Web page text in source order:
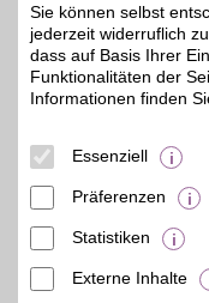
3%
Sie können selbst
jederzeit widerruflich
dass auf Basis Ihrer
Funktionalitäten der
Informationen finden
Essenziell
Präferenzen
Statistiken
Externe Inhalte